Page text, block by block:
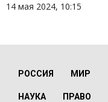
14 мая 2024, 10:15
РОССИЯ МИР
НАУКА ПРАВО